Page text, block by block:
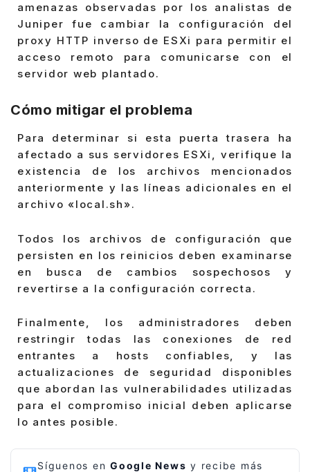
amenazas observadas por los analistas de
Juniper fue cambiar la configuración del
proxy HTTP inverso de ESXi para permitir el
acceso remoto para comunicarse con el
servidor web plantado.
Cómo mitigar el problema
Para determinar si esta puerta trasera ha
afectado a sus servidores ESXi, verifique la
existencia de los archivos mencionados
anteriormente y las líneas adicionales en el
archivo «local.sh».
Todos los archivos de configuración que
persisten en los reinicios deben examinarse
en busca de cambios sospechosos y
revertirse a la configuración correcta.
Finalmente, los administradores deben
restringir todas las conexiones de red
entrantes a hosts confiables, y las
actualizaciones de seguridad disponibles
que abordan las vulnerabilidades utilizadas
para el compromiso inicial deben aplicarse
lo antes posible.
Síguenos en Google News y recibe más